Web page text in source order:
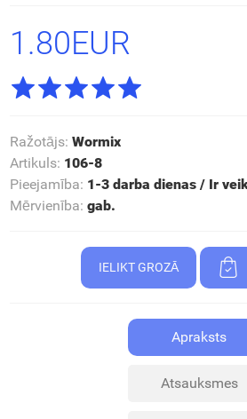
1.80EUR
Ražotājs: Wormix
Artikuls: 106-8
Pieejamība: 1-3 darba dienas / Ir
Mērvienība: gab.
Apraksts
Atsauksmes